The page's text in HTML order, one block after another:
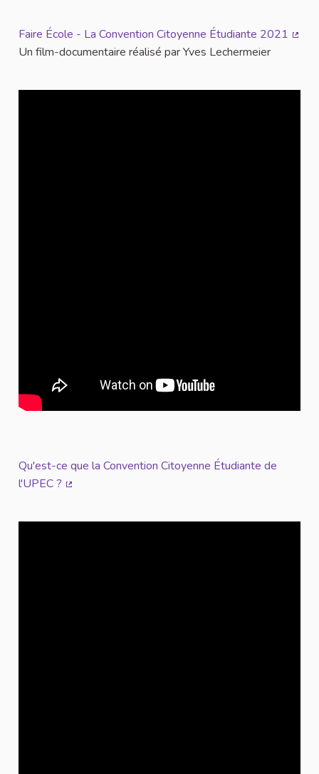
Faire École - La Convention Citoyenne Étudiante 2021
Un film-documentaire réalisé par Yves Lechermeier
Qu'est-ce que la Convention Citoyenne Étudiante de
l'UPEC ?